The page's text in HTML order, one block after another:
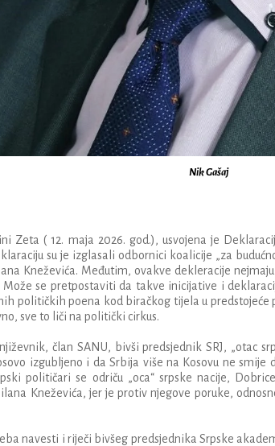
Nik Gašaj
Zeta ( 12. maja 2026. god.), usvojena je
su je izglasali odbornici koalicije „za
Kneževića. Međutim, ovakve dekleracije
Može se pretpostaviti da takve inicijative i
političkih poena kod biračkog tijela u predstojeće
, sve to liči na politički cirkus.
ževnik, član SANU, bivši predsjednik SRJ , „otac
izgubljeno i da Srbija više na Kosovu ne smije
političari se odriču „oca“ srpske nacije, Dobrice
Kneževića ,jer je protiv njegove poruke,
navesti i riječi bivšeg predsjednika Srpske